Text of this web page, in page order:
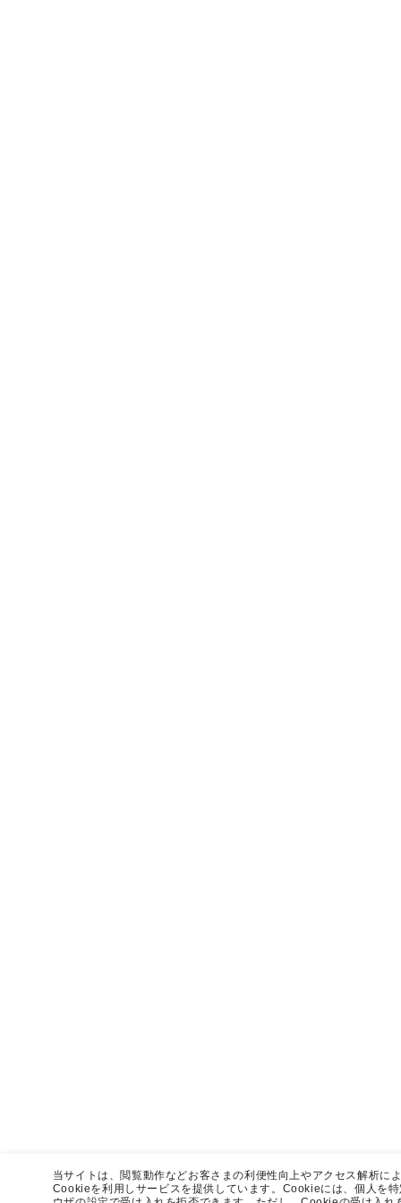
当サイトは、閲覧動作などお客さまの利便性向上やアクセス解析に
Cookieを利用しサービスを提供しています。Cookieには、個人を